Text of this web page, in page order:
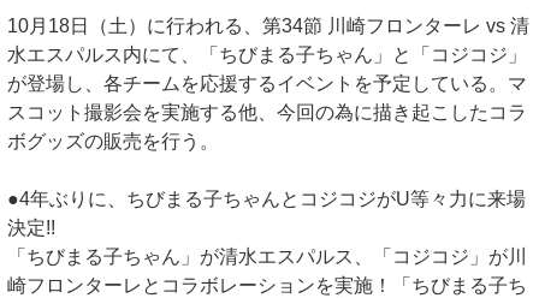
10月18日（土）に行われる、第34節 川崎フロンターレ vs 清
水エスパルス内にて、「ちびまる子ちゃん」と「コジコジ」
が登場し、各チームを応援するイベントを予定している。マ
スコット撮影会を実施する他、今回の為に描き起こしたコラ
ボグッズの販売を行う。
●4年ぶりに、ちびまる子ちゃんとコジコジがU等々力に来場
決定!!
「ちびまる子ちゃん」が清水エスパルス、「コジコジ」が川
崎フロンターレとコラボレーションを実施！「ちびまる子ち